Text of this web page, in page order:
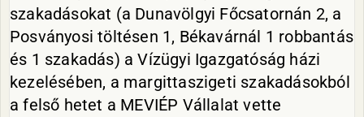
szakadásokat (a Dunavölgyi Főcsatornán 2, a
Posványosi töltésen 1, Békavárnál 1 robbantás
és 1 szakadás) a Vízügyi Igazgatóság házi
kezelésében, a margittaszigeti szakadásokból
a felső hetet a MEVIÉP Vállalat vette